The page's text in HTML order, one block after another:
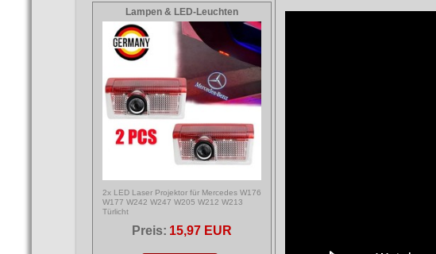
Lampen & LED-Leuchten
2x LED Laser Projektor für Mercedes W176
W177 W242 W247 W205 W212 W213
Türlicht
Preis: 15,97 EUR